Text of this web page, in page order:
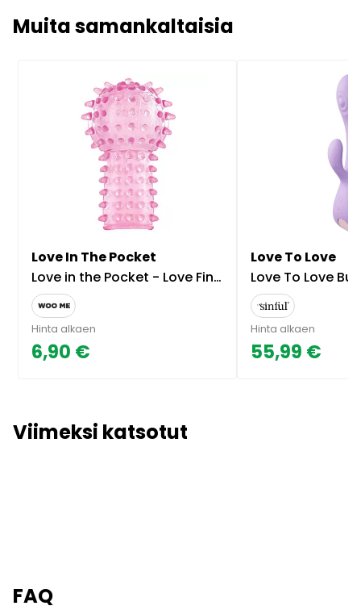
Muita samankaltaisia
Love In The Pocket
Love in the Pocket - Love Finger
Hinta alkaen
6,90 €
Love To Love
Love To Love Bunny & Clyde
Hinta alkaen
55,99 €
Viimeksi katsotut
FAQ